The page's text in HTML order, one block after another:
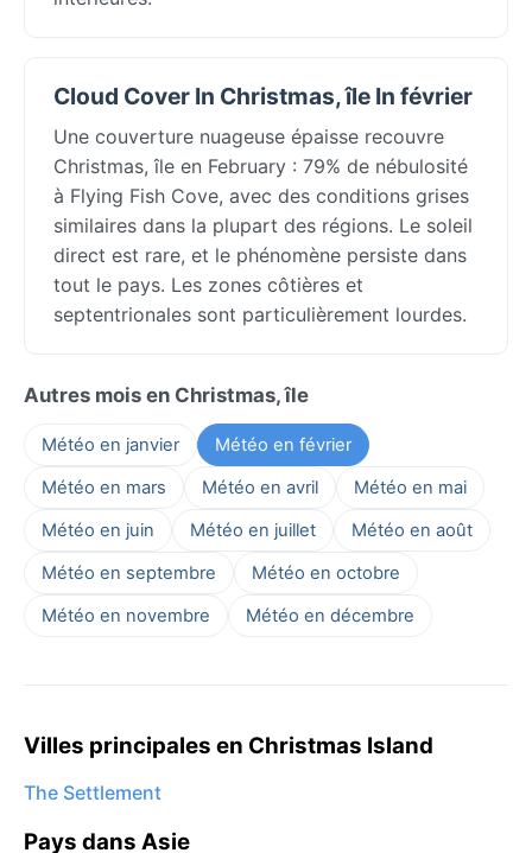
Cloud Cover In Christmas, île In février
Une couverture nuageuse épaisse recouvre
Christmas, île en February : 79% de nébulosité
à Flying Fish Cove, avec des conditions grises
similaires dans la plupart des régions. Le soleil
direct est rare, et le phénomène persiste dans
tout le pays. Les zones côtières et
septentrionales sont particulièrement lourdes.
Autres mois en Christmas, île
Météo en janvier
Météo en février
Météo en mars
Météo en avril
Météo en mai
Météo en juin
Météo en juillet
Météo en août
Météo en septembre
Météo en octobre
Météo en novembre
Météo en décembre
Villes principales en Christmas Island
The Settlement
Pays dans Asie